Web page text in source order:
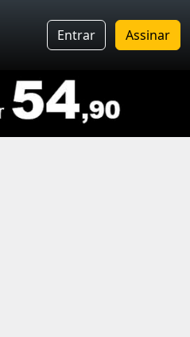
Entrar Assinar